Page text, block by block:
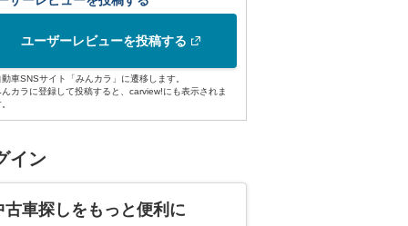
ユーザーレビューを投稿する
車SNSサイト「みんカラ」に遷移します。
んカラに登録して投稿すると、carview!にも表示されま
イン
古車探しをもっと便利に